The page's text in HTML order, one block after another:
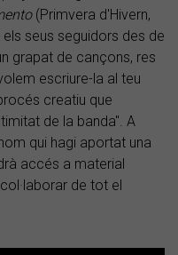
(Primvera d'Hivern,
seus seguidors des de
grapat de cançons, res
escriure-la al teu
creatiu que
de la banda". A
qui hagi aportat una
accés a material
de tot el